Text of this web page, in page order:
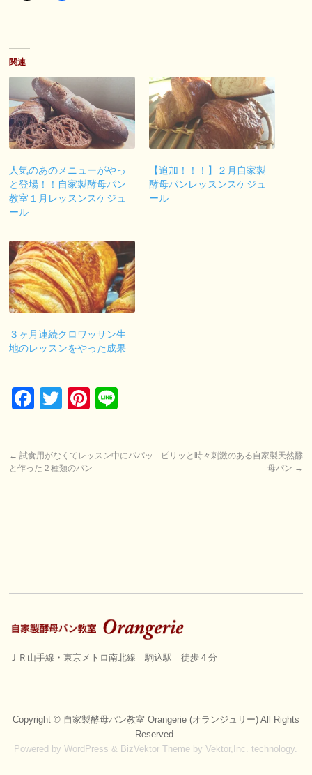
関連
人気のあのメニューがやっ
と登場！！自家製酵母パン
教室１月レッスンスケジュ
ール
【追加！！！】２月自家製
酵母パンレッスンスケジュ
ール
３ヶ月連続クロワッサン生
地のレッスンをやった成果
Facebook
TwitterPinterest
← 試食用がなくてレッスン中にパパッ
と作った２種類のパン
ピリッと時々刺激のある自家製天然酵
母パン →
ＪＲ山手線・東京メトロ南北線 駒込駅 徒歩４分
Copyright © 自家製酵母パン教室 Orangerie (オランジュリー) All Rights
Reserved.
Powered byWordPress & BizVektor Theme byVektor,Inc. technology.